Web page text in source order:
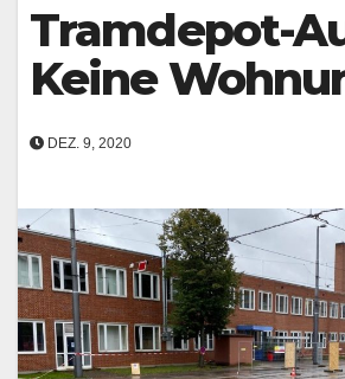
Tramdepot-
Keine
DEZ. 9, 2020